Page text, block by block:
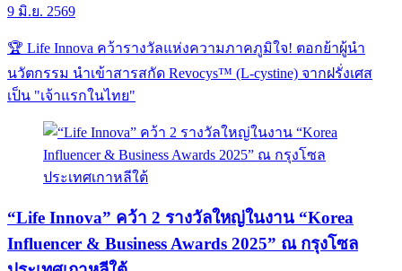
9 มิ.ย. 2569
🏆 Life Innova คว้ารางวัลแห่งความภาคภูมิใจ! ตอกย้าผู้นำ
นวัตกรรม นำเข้าสารสกัด Revocys™ (L-cystine) จากฝรั่งเศส
เป็น "เจ้าแรกในไทย"
“Life Innova” คว้า 2 รางวัลใหญ่ในงาน “Korea
Influencer & Business Awards 2025” ณ กรุงโซล